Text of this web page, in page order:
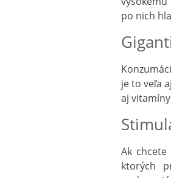
po nich
je to veľa
aj vitamíny
Ak
ktorých